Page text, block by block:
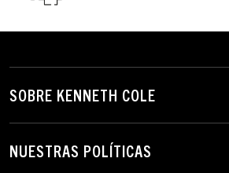
SOBRE KENNETH COLE
NUESTRAS POLÍTICAS